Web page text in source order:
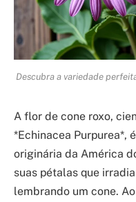
Descubra a variedade
A flor de cone roxo,
*Echinacea Purpurea*,
originária da América
suas pétalas que
lembrando um cone.